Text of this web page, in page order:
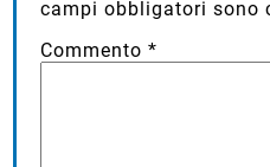
campi obbligatori sono
Commento*